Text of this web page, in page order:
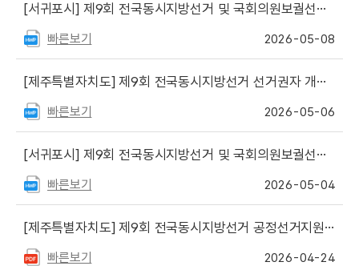
[서귀포시] 제9회 전국동시지방선거 및 국회의원보궐선거 공정선거지원단 합격자 안내
빠른보기 2026-05-08
[제주특별자치도] 제9회 전국동시지방선거 선거권자 개표참관인 신청 안내문
빠른보기 2026-05-06
[서귀포시] 제9회 전국동시지방선거 및 국회의원보궐선거 공정선거지원단 모집
빠른보기 2026-05-04
[제주특별자치도] 제9회 전국동시지방선거 공정선거지원단(추가 선거지원단) 최종 합격자 안내
빠른보기 2026-04-24